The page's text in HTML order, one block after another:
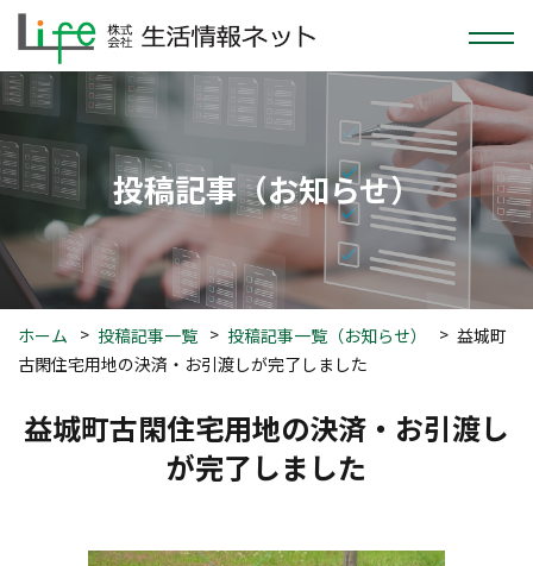
投稿記事（お知らせ）
ホーム 投稿記事一覧 投稿記事一覧（お知らせ）
益城町
古閑住宅用地の決済・お引渡しが完了しました
益城町古閑住宅用地の決済・お引渡し
が完了しました